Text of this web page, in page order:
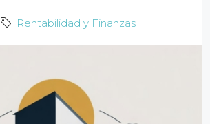
Rentabilidad y Finanzas